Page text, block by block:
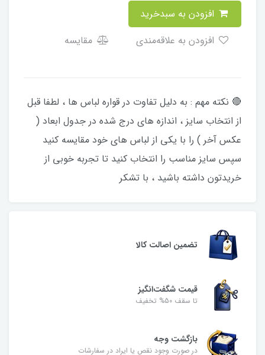
مقایسه
🔴 نکته مهم : به دلیل تفاوت در قواره لباس ها ، لطفا قبل
از انتخاب سایز ، اندازه های درج شده در جدول ابعاد (
عکس آخر ) را با یکی از لباس های خود مقایسه کنید
سپس سایز مناسب را انتخاب کنید تا تجربه خوبی از
خریدتون داشته باشید ، با تشکر
تضمین اصالت کالا
قیمت شگفت‌انگیز
تا سقف 50% تخفیف
بازگشت وجه
در صورت وجود نقص یا ایراد در سفارشات